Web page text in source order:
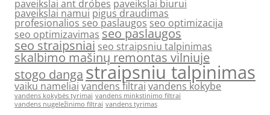
paveikslai ant drobespaveikslai biurui
paveikslai namui pigus draudimas
profesionalios seo paslaugos seo optimizacija
seo optimizavimas seo paslaugos
seo straipsniai seo straipsniu talpinimas
skalbimo mašinų remontas vilniuje
stogo dangastraipsniu talpinimas
vaiku nameliai vandens filtrai vandens kokybe
vandens kokybės tyrimai vandens minkstinimo filtrai
vandens nugeležinimo filtrai vandens tyrimas